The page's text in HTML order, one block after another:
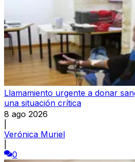
Llamamiento urgente a donar
una situación crítica
8 ago 2026
Verónica Muriel
0